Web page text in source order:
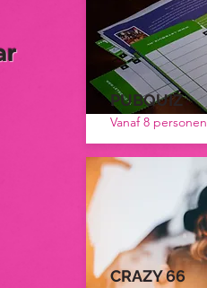
PUBQUIZ
Vanaf 8 personen
CRAZY 66